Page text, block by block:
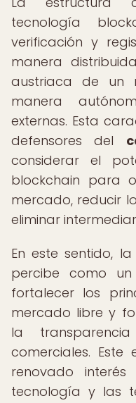
tecnología
verificación y
manera
austriaca de un
manera
externas. Esta
defensores del
considerar el
blockchain para
mercado, reducir
eliminar
En este sentido,
percibe como
fortalecer los
mercado libre y
la
comerciales.
renovado
tecnología y las